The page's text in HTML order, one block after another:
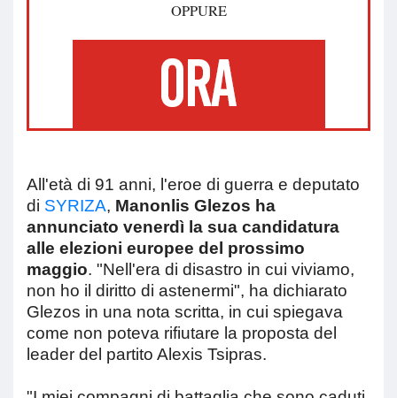
OPPURE
All'età di 91 anni, l'eroe di guerra e deputato
di SYRIZA, Manonlis Glezos ha
annunciato venerdì la sua candidatura
alle elezioni europee del prossimo
maggio. "Nell'era di disastro in cui viviamo,
non ho il diritto di astenermi", ha dichiarato
Glezos in una nota scritta, in cui spiegava
come non poteva rifiutare la proposta del
leader del partito Alexis Tsipras.